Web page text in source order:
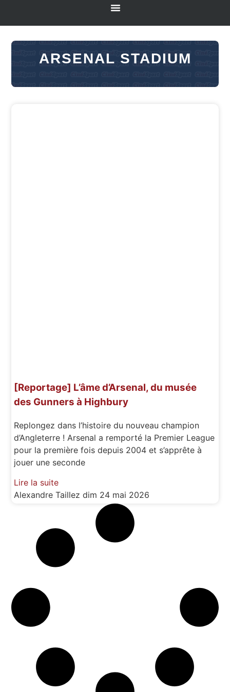
ARSENAL STADIUM
[Reportage] L’âme d’Arsenal, du musée
des Gunners à Highbury
Replongez dans l’histoire du nouveau champion
d’Angleterre ! Arsenal a remporté la Premier League
pour la première fois depuis 2004 et s’apprête à
jouer une seconde
Lire la suite
Alexandre Taillezdim 24 mai 2026